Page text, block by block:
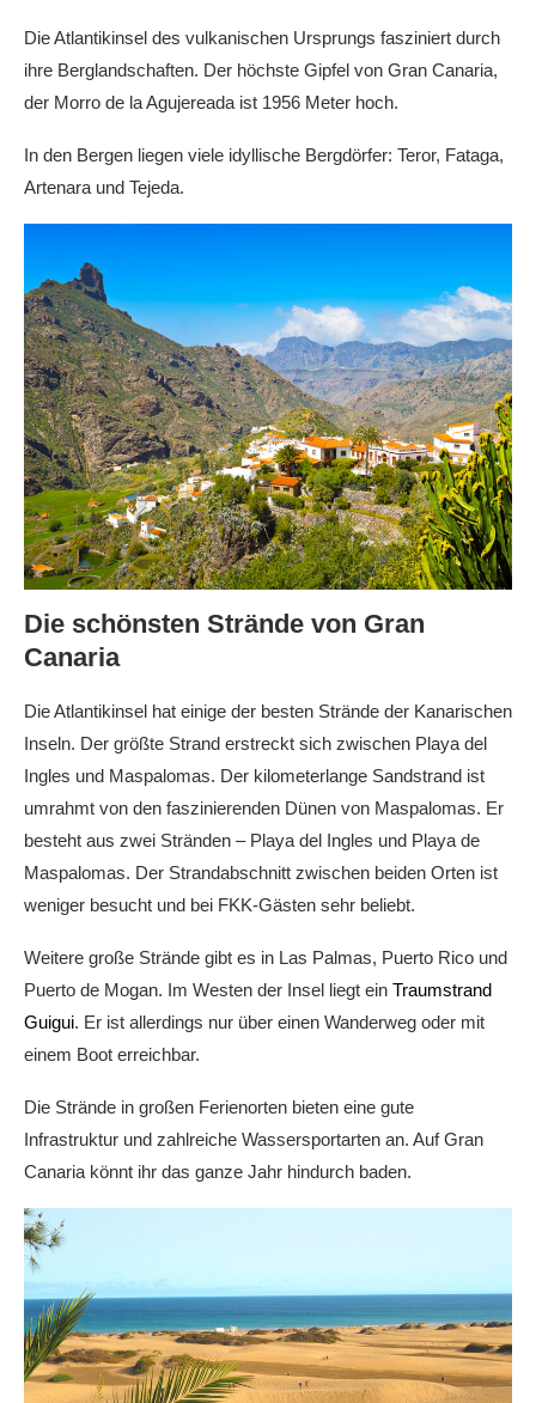
Die Atlantikinsel des vulkanischen Ursprungs fasziniert durch
ihre Berglandschaften. Der höchste Gipfel von Gran Canaria,
der Morro de la Agujereada ist 1956 Meter hoch.
In den Bergen liegen viele idyllische Bergdörfer: Teror, Fataga,
Artenara und Tejeda.
Die schönsten Strände von Gran
Canaria
Die Atlantikinsel hat einige der besten Strände der Kanarischen
Inseln. Der größte Strand erstreckt sich zwischen Playa del
Ingles und Maspalomas. Der kilometerlange Sandstrand ist
umrahmt von den faszinierenden Dünen von Maspalomas. Er
besteht aus zwei Stränden – Playa del Ingles und Playa de
Maspalomas. Der Strandabschnitt zwischen beiden Orten ist
weniger besucht und bei FKK-Gästen sehr beliebt.
Weitere große Strände gibt es in Las Palmas, Puerto Rico und
Puerto de Mogan. Im Westen der Insel liegt ein Traumstrand
Guigui. Er ist allerdings nur über einen Wanderweg oder mit
einem Boot erreichbar.
Die Strände in großen Ferienorten bieten eine gute
Infrastruktur und zahlreiche Wassersportarten an. Auf Gran
Canaria könnt ihr das ganze Jahr hindurch baden.